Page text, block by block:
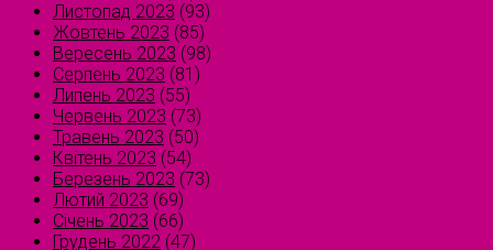
Листопад 2023 (93)
Жовтень 2023 (85)
Вересень 2023 (98)
Серпень 2023 (81)
Липень 2023 (55)
Червень 2023 (73)
Травень 2023 (50)
Квітень 2023 (54)
Березень 2023 (73)
Лютий 2023 (69)
Січень 2023 (66)
Грудень 2022 (47)